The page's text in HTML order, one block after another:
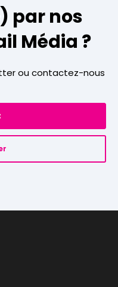
par nos
Média ?
ou contactez-nous